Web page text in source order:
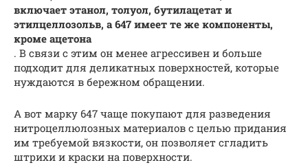
включает этанол, толуол, бутилацетат и
этилцеллозольв, а 647 имеет те же компоненты,
кроме ацетона
. В связи с этим он менее агрессивен и больше
подходит для деликатных поверхностей, которые
нуждаются в бережном обращении.
А вот марку 647 чаще покупают для разведения
нитроцеллюлозных материалов с целью придания
им требуемой вязкости, он позволяет сгладить
штрихи и краски на поверхности.